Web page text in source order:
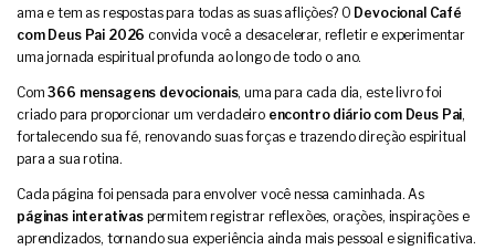
ama e tem as respostas para todas as suas aflições? O Devocional Café
com Deus Pai 2026 convida você a desacelerar, refletir e experimentar
uma jornada espiritual profunda ao longo de todo o ano.
Com366 mensagens devocionais, uma para cada dia, este livro foi
criado para proporcionar um verdadeiro encontro diário com Deus Pai,
fortalecendo sua fé, renovando suas forças e trazendo direção espiritual
para a sua rotina.
Cada página foi pensada para envolver você nessa caminhada. As
páginas interativaspermitem registrar reflexões, orações, inspirações e
aprendizados, tornando sua experiência ainda mais pessoal e significativa.